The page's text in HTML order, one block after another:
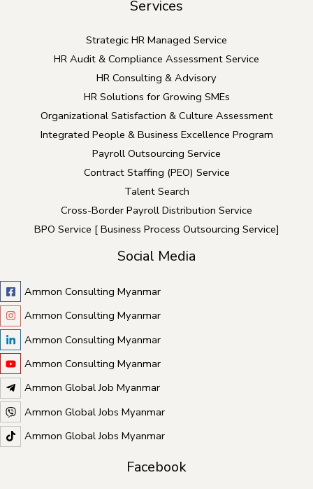
Services
Strategic HR Managed Service
HR Audit & Compliance Assessment Service
HR Consulting & Advisory
HR Solutions for Growing SMEs
Organizational Satisfaction & Culture Assessment
Integrated People & Business Excellence Program
Payroll Outsourcing Service
Contract Staffing (PEO) Service
Talent Search
Cross-Border Payroll Distribution Service
BPO Service [ Business Process Outsourcing Service]
Social Media
Ammon Consulting Myanmar
Ammon Consulting Myanmar
Ammon Consulting Myanmar
Ammon Consulting Myanmar
Ammon Global Job Myanmar
Ammon Global Jobs Myanmar
Ammon Global Jobs Myanmar
Facebook